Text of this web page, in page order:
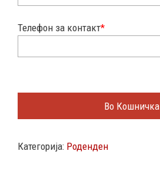
Телефон за контакт*
Во Кошничка
Категорија: Роденден